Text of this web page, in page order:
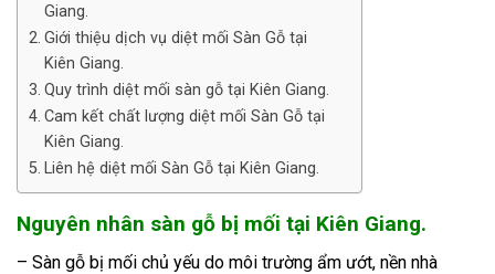
Giang.
Giới thiệu dịch vụ diệt mối Sàn Gỗ tại
Kiên Giang.
Quy trình diệt mối sàn gỗ tại Kiên Giang.
Cam kết chất lượng diệt mối Sàn Gỗ tại
Kiên Giang.
Liên hệ diệt mối Sàn Gỗ tại Kiên Giang.
Nguyên nhân sàn gỗ bị mối tại Kiên Giang.
– Sàn gỗ bị mối chủ yếu do môi trường ẩm ướt, nền nhà